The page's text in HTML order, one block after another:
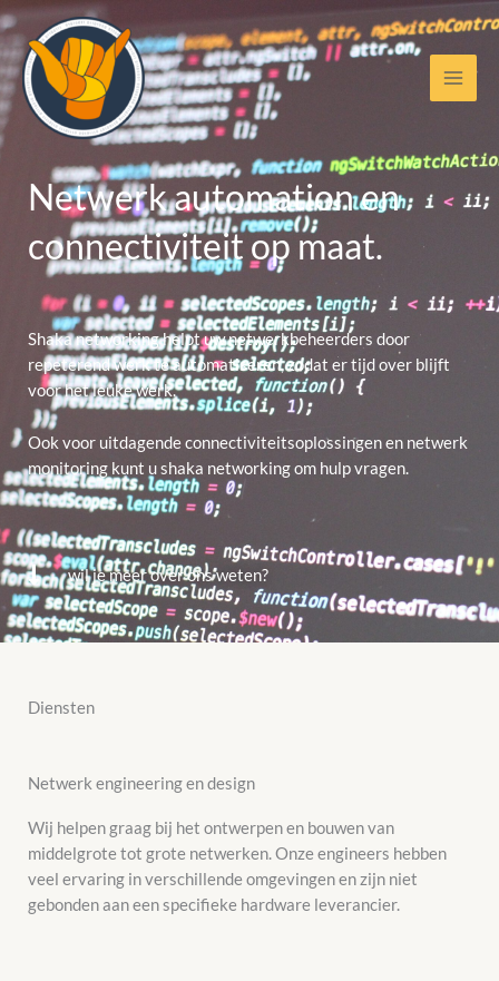
Ga
naar
de
inhoud
Netwerk automation en
connectiviteit op maat.
Shaka networking helpt uw netwerkbeheerders door
repeterend werk te automatiseren, zodat er tijd over blijft
voor het leuke werk.
Ook voor uitdagende connectiviteitsoplossingen en netwerk
monitoring kunt u shaka networking om hulp vragen.
wil je meer over ons weten?
Diensten
Netwerk engineering en design
Wij helpen graag bij het ontwerpen en bouwen van
middelgrote tot grote netwerken. Onze engineers hebben
veel ervaring in verschillende omgevingen en zijn niet
gebonden aan een specifieke hardware leverancier.